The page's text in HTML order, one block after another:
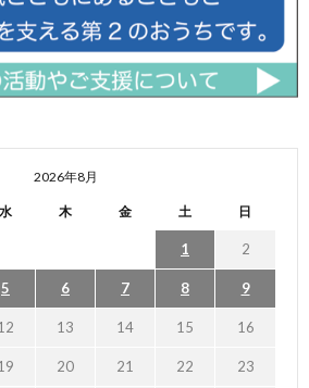
2026年8月
水 木 金 土 日
1 2
5 6 7 8 9
13 14 15 16
20 21 22 23